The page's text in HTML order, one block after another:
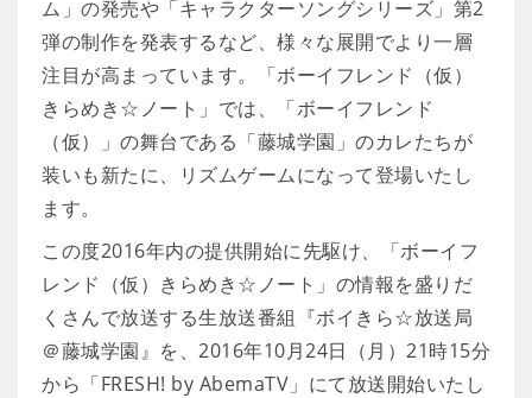
ム」の発売や「キャラクターソングシリーズ」第2
弾の制作を発表するなど、様々な展開でより一層
注目が高まっています。「ボーイフレンド（仮）
きらめき☆ノート」では、「ボーイフレンド
（仮）」の舞台である「藤城学園」のカレたちが
装いも新たに、リズムゲームになって登場いたし
ます。
この度2016年内の提供開始に先駆け、「ボーイフ
レンド（仮）きらめき☆ノート」の情報を盛りだ
くさんで放送する生放送番組『ボイきら☆放送局
＠藤城学園』を、2016年10月24日（月）21時15分
から「FRESH! by AbemaTV」にて放送開始いたし